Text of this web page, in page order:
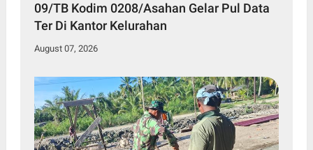
09/TB Kodim 0208/Asahan Gelar Pul Data
Ter Di Kantor Kelurahan
August 07, 2026